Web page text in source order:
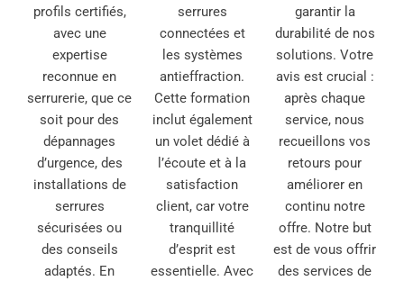
profils certifiés,
avec une
expertise
reconnue en
serrurerie, que ce
soit pour des
dépannages
d’urgence, des
installations de
serrures
sécurisées ou
des conseils
adaptés. En
serrures
connectées et
les systèmes
antieffraction.
Cette formation
inclut également
un volet dédié à
l’écoute et à la
satisfaction
client, car votre
tranquillité
d’esprit est
essentielle. Avec
garantir la
durabilité de nos
solutions. Votre
avis est crucial :
après chaque
service, nous
recueillons vos
retours pour
améliorer en
continu notre
offre. Notre but
est de vous offrir
des services de